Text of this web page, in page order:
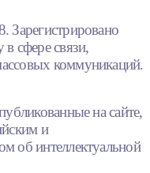
сфере связи,
коммуникаций.
на сайте,
и
об интеллектуальной